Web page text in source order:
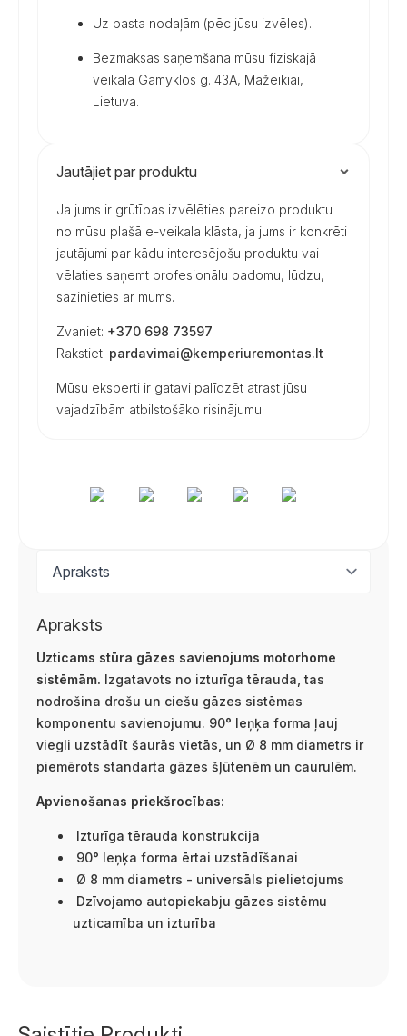
Uz pasta nodaļām (pēc jūsu izvēles).
Bezmaksas saņemšana mūsu fiziskajā
veikalā Gamyklos g. 43A, Mažeikiai,
Lietuva.
Jautājiet par produktu
Ja jums ir grūtības izvēlēties pareizo produktu
no mūsu plašā e-veikala klāsta, ja jums ir konkrēti
jautājumi par kādu interesējošu produktu vai
vēlaties saņemt profesionālu padomu, lūdzu,
sazinieties ar mums.
Zvaniet: +370 698 73597
Rakstiet: pardavimai@kemperiuremontas.lt
Mūsu eksperti ir gatavi palīdzēt atrast jūsu
vajadzībām atbilstošāko risinājumu.
Apraksts
Uzticams stūra gāzes savienojums motorhome
sistēmām. Izgatavots no izturīga tērauda, tas
nodrošina drošu un ciešu gāzes sistēmas
komponentu savienojumu. 90° leņķa forma ļauj
viegli uzstādīt šaurās vietās, un Ø 8 mm diametrs ir
piemērots standarta gāzes šļūtenēm un caurulēm.
Apvienošanas priekšrocības:
Izturīga tērauda konstrukcija
90° leņķa forma ērtai uzstādīšanai
Ø 8 mm diametrs - universāls pielietojums
Dzīvojamo autopiekabju gāzes sistēmu
uzticamība un izturība